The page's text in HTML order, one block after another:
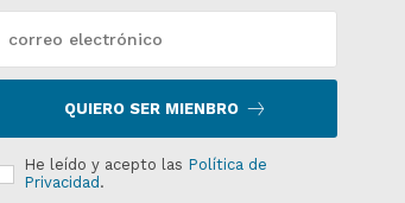
QUIERO SER MIENBRO
He leído y acepto las Política de
Privacidad .